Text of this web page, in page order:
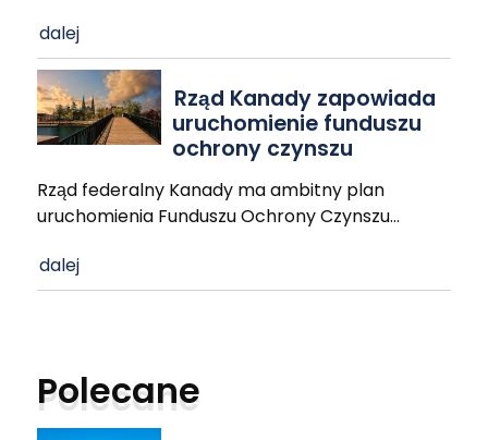
dalej
Rząd Kanady zapowiada
uruchomienie funduszu
ochrony czynszu
Rząd federalny Kanady ma ambitny plan
uruchomienia Funduszu Ochrony Czynszu…
dalej
Polecane